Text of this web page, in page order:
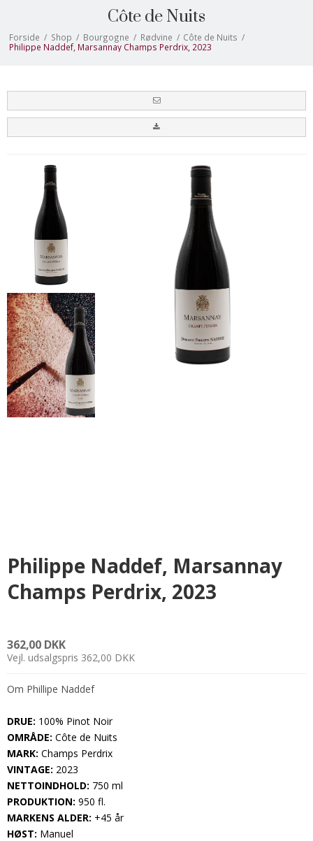
Côte de Nuits
Forside / Shop / Bourgogne / Rødvine / Côte de Nuits /
Philippe Naddef, Marsannay Champs Perdrix, 2023
Philippe Naddef, Marsannay
Champs Perdrix, 2023
362,00 DKK
Vejl. udsalgspris 362,00 DKK
Om Phillipe Naddef
DRUE: 100% Pinot Noir
OMRÅDE: Côte de Nuits
MARK: Champs Perdrix
VINTAGE: 2023
NETTOINDHOLD: 750 ml
PRODUKTION: 950 fl.
MARKENS ALDER: +45 år
HØST: Manuel